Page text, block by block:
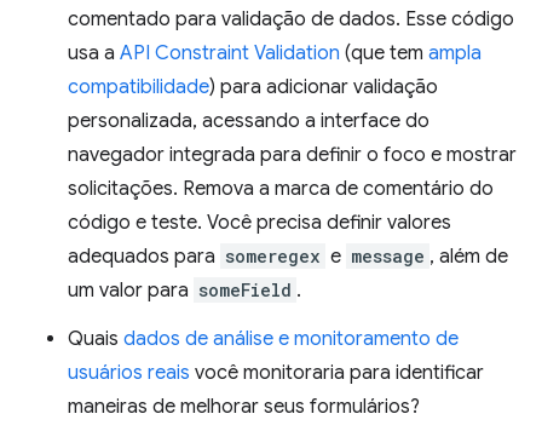
comentado para validação de dados. Esse código
usa a API Constraint Validation (que tem ampla
compatibilidade) para adicionar validação
personalizada, acessando a interface do
navegador integrada para definir o foco e mostrar
solicitações. Remova a marca de comentário do
código e teste. Você precisa definir valores
adequados para someregex e message , além de
um valor para someField .
Quais dados de análise e monitoramento de
usuários reais você monitoraria para identificar
maneiras de melhorar seus formulários?